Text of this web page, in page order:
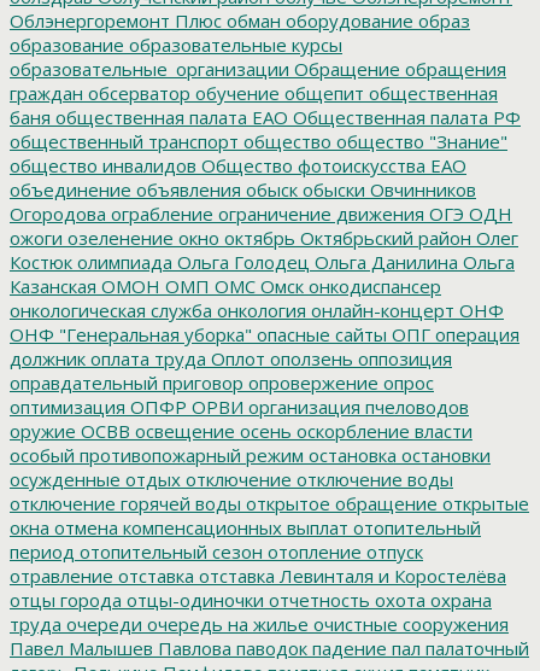
Облэнергоремонт Плюс обман оборудование образ
образование образовательные курсы
образовательные_организации Обращение обращения
граждан обсерватор обучение общепит общественная
баня общественная палата ЕАО Общественная палата РФ
общественный транспорт общество общество "Знание"
общество инвалидов Общество фотоискусства ЕАО
объединение объявления обыск обыски Овчинников
Огородова ограбление ограничение движения ОГЭ ОДН
ожоги озеленение окно октябрь Октябрьский район Олег
Костюк олимпиада Ольга Голодец Ольга Данилина Ольга
Казанская ОМОН ОМП ОМС Омск онкодиспансер
онкологическая служба онкология онлайн-концерт ОНФ
ОНФ "Генеральная уборка" опасные сайты ОПГ операция
должник оплата труда Оплот оползень оппозиция
оправдательный приговор опровержение опрос
оптимизация ОПФР ОРВИ организация пчеловодов
оружие ОСВВ освещение осень оскорбление власти
особый противопожарный режим остановка остановки
осужденные отдых отключение отключение воды
отключение горячей воды открытое обращение открытые
окна отмена компенсационных выплат отопительный
период отопительный сезон отопление отпуск
отравление отставка отставка Левинталя и Коростелёва
отцы города отцы-одиночки отчетность охота охрана
труда очереди очередь на жилье очистные сооружения
Павел Малышев Павлова паводок падение пал палаточный